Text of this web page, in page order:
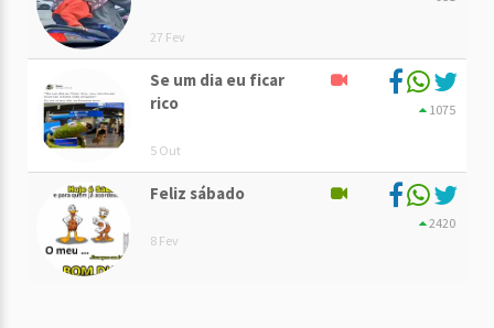
27 Fev
Se um dia eu ficar
rico
5 Out
1075
Feliz sábado
8 Fev
2420